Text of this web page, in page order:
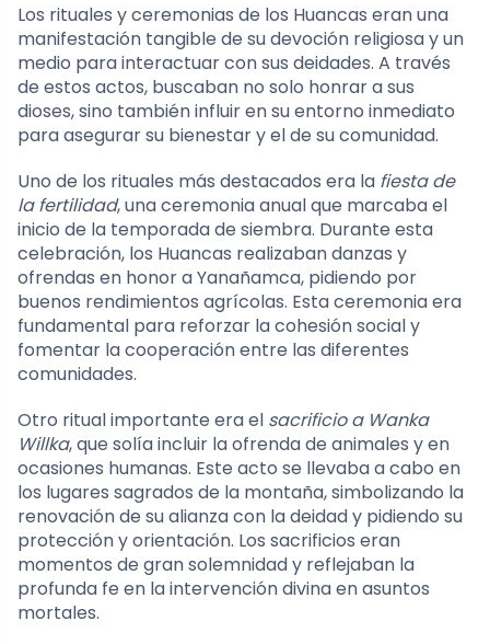
Los rituales y ceremonias de los Huancas eran una
manifestación tangible de su devoción religiosa y un
medio para interactuar con sus deidades. A través
de estos actos, buscaban no solo honrar a sus
dioses, sino también influir en su entorno inmediato
para asegurar su bienestar y el de su comunidad.
Uno de los rituales más destacados era la fiesta de
la fertilidad, una ceremonia anual que marcaba el
inicio de la temporada de siembra. Durante esta
celebración, los Huancas realizaban danzas y
ofrendas en honor a Yanañamca, pidiendo por
buenos rendimientos agrícolas. Esta ceremonia era
fundamental para reforzar la cohesión social y
fomentar la cooperación entre las diferentes
comunidades.
Otro ritual importante era el sacrificio a Wanka
Willka, que solía incluir la ofrenda de animales y en
ocasiones humanas. Este acto se llevaba a cabo en
los lugares sagrados de la montaña, simbolizando la
renovación de su alianza con la deidad y pidiendo su
protección y orientación. Los sacrificios eran
momentos de gran solemnidad y reflejaban la
profunda fe en la intervención divina en asuntos
mortales.